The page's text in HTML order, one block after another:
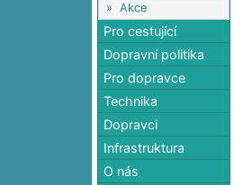
» Akce
Pro cestující
Dopravní politika
Pro dopravce
Technika
Dopravci
Infrastruktura
O nás